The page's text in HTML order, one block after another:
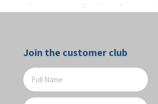
Join the customer club